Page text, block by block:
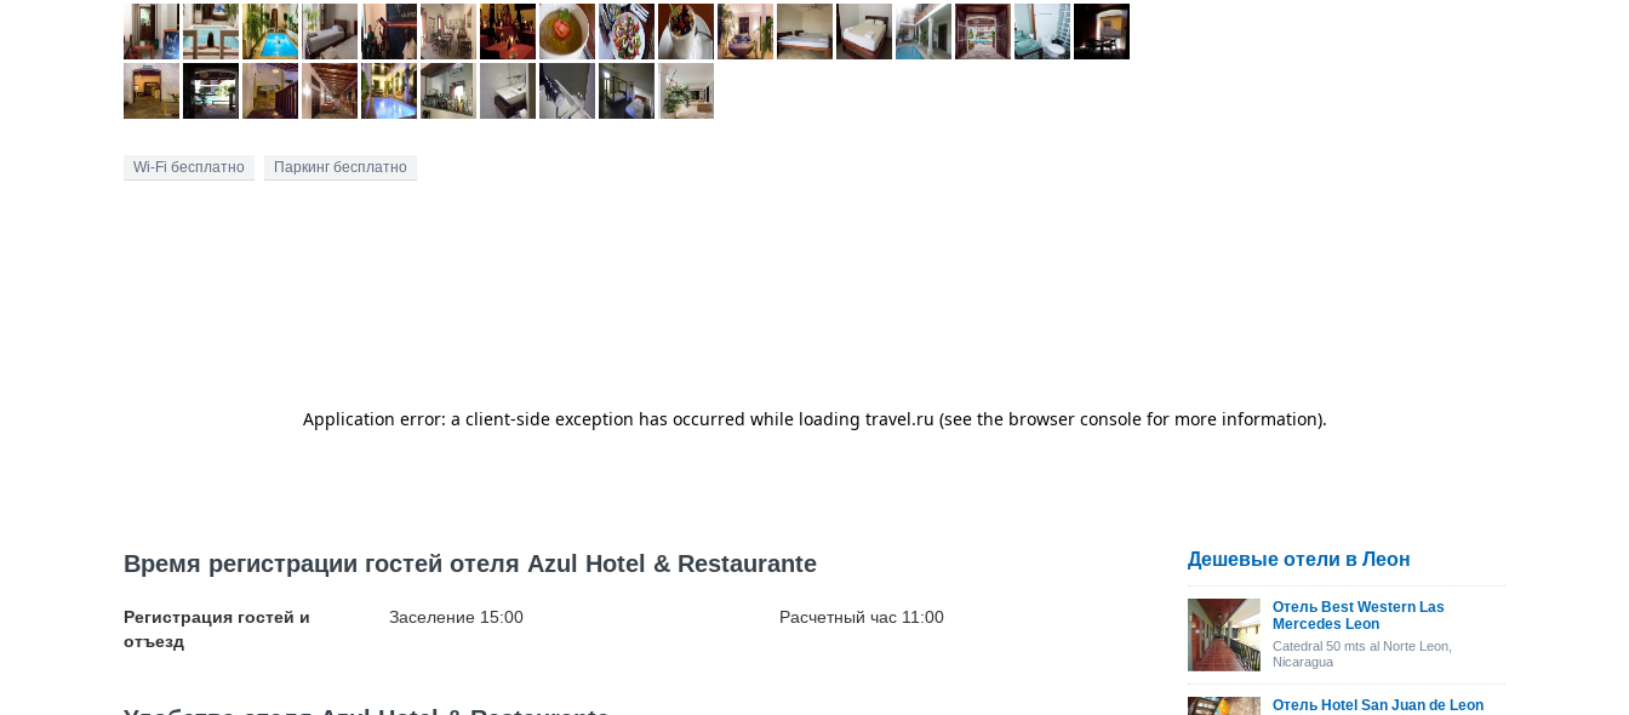
Wi-Fi бесплатно Паркинг бесплатно
Время регистрации гостей отеля Azul Hotel & Restaurante
Регистрация гостей и
отъезд
Заселение 15:00 Расчетный час 11:00
Дешевые отели в Леон
Отель Best Western Las
Mercedes Leon
Catedral 50 mts al Norte Leon,
Nicaragua
Отель Hotel San Juan de Leon